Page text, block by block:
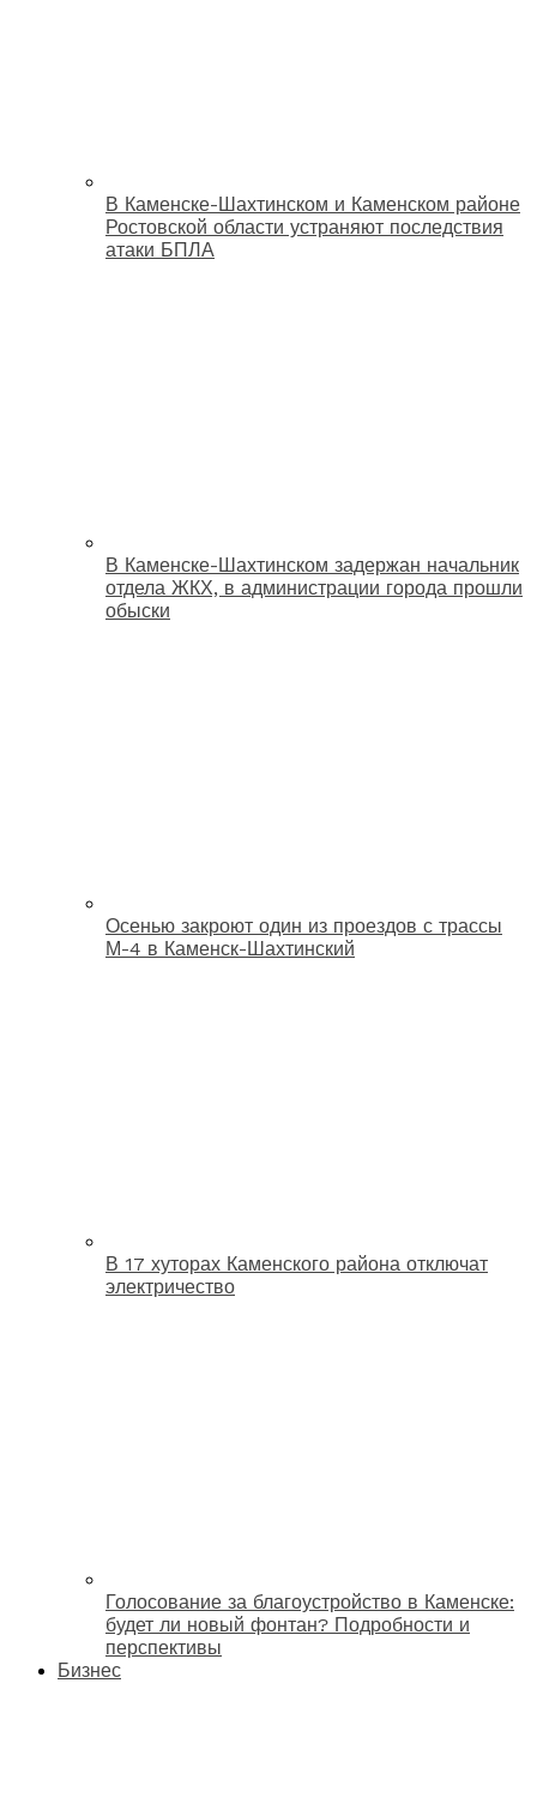
В Каменске-Шахтинском и Каменском районе
Ростовской области устраняют последствия
атаки БПЛА
В Каменске-Шахтинском задержан начальник
отдела ЖКХ, в администрации города прошли
обыски
Осенью закроют один из проездов с трассы
М-4 в Каменск-Шахтинский
В 17 хуторах Каменского района отключат
электричество
Голосование за благоустройство в Каменске:
будет ли новый фонтан? Подробности и
перспективы
Бизнес